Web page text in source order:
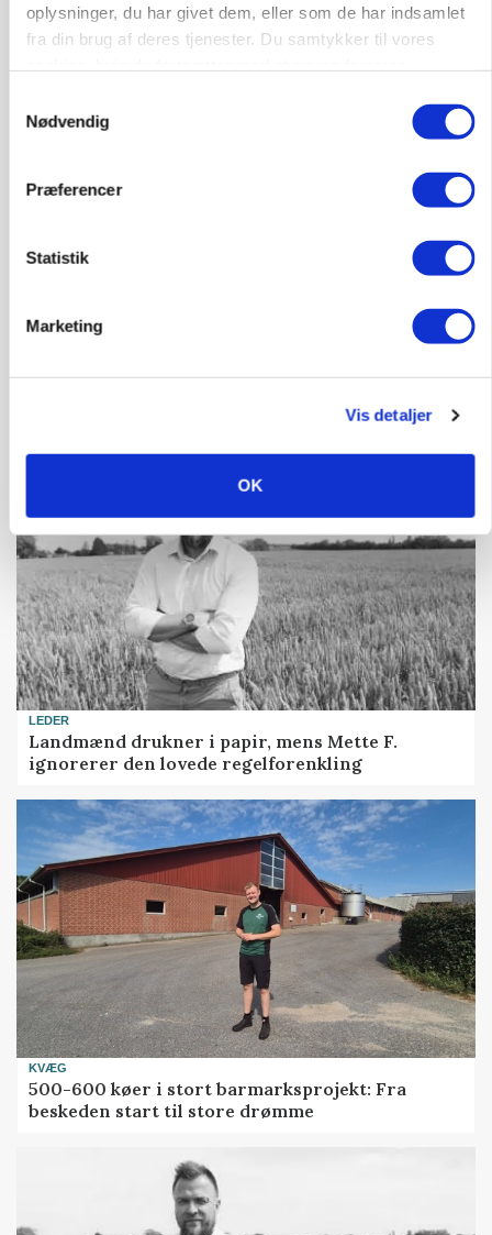
oplysninger, du har givet dem, eller som de har indsamlet
fra din brug af deres tjenester. Du samtykker til vores
Nødvendig
Præferencer
Statistik
Marketing
Vis detaljer
OK
Produktionsleder til nyrenoveret
Avl/opformering
03. aug.
Medarbejder - fodermester søges
6270, Tønder 31. jul.
LEDER
Landmænd drukner i papir, mens Mette F.
ignorerer den lovede regelforenkling
KVÆG
500-600 køer i stort barmarksprojekt: Fra
beskeden start til store drømme